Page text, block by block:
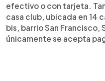
efectivo o con tarjeta.
casa club, ubicada en 14
bis, barrio San Francisco,
únicamente se acepta